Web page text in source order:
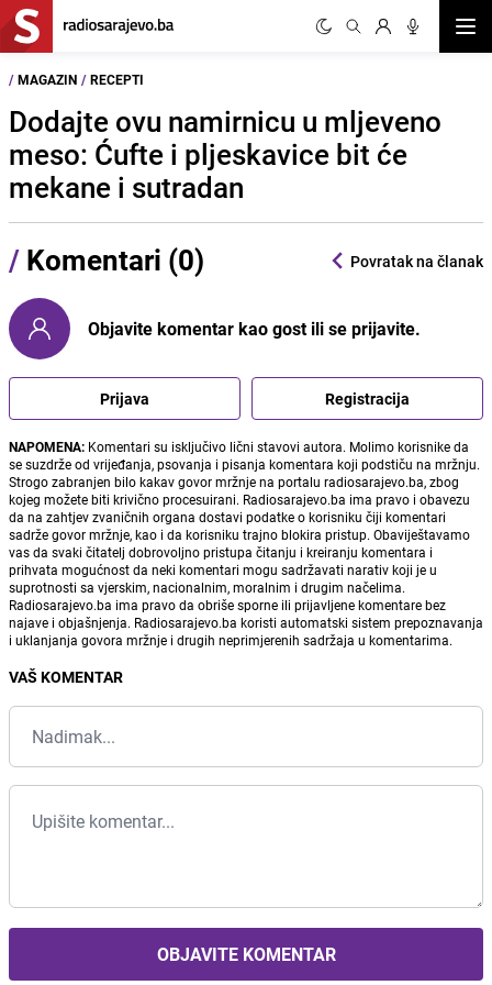
/ MAGAZIN / RECEPTI
Dodajte ovu namirnicu u mljeveno
meso: Ćufte i pljeskavice bit će
mekane i sutradan
/ Komentari (0) Povratak na članak
Objavite komentar kao gost ili se prijavite.
Prijava Registracija
NAPOMENA: Komentari su isključivo lični stavovi autora. Molimo korisnike da
se suzdrže od vrijeđanja, psovanja i pisanja komentara koji podstiču na mržnju.
Strogo zabranjen bilo kakav govor mržnje na portalu radiosarajevo.ba, zbog
kojeg možete biti krivično procesuirani. Radiosarajevo.ba ima pravo i obavezu
da na zahtjev zvaničnih organa dostavi podatke o korisniku čiji komentari
sadrže govor mržnje, kao i da korisniku trajno blokira pristup. Obaviještavamo
vas da svaki čitatelj dobrovoljno pristupa čitanju i kreiranju komentara i
prihvata mogućnost da neki komentari mogu sadržavati narativ koji je u
suprotnosti sa vjerskim, nacionalnim, moralnim i drugim načelima.
Radiosarajevo.ba ima pravo da obriše sporne ili prijavljene komentare bez
najave i objašnjenja. Radiosarajevo.ba koristi automatski sistem prepoznavanja
i uklanjanja govora mržnje i drugih neprimjerenih sadržaja u komentarima.
VAŠ KOMENTAR
OBJAVITE KOMENTAR